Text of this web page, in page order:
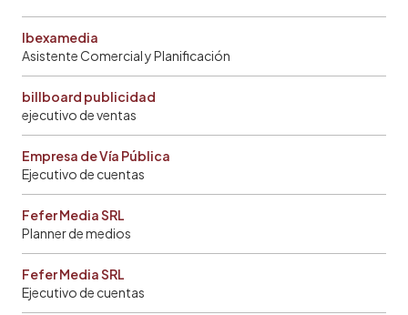
Ibexamedia
Asistente Comercial y Planificación
billboard publicidad
ejecutivo de ventas
Empresa de Vía Pública
Ejecutivo de cuentas
Fefer Media SRL
Planner de medios
Fefer Media SRL
Ejecutivo de cuentas